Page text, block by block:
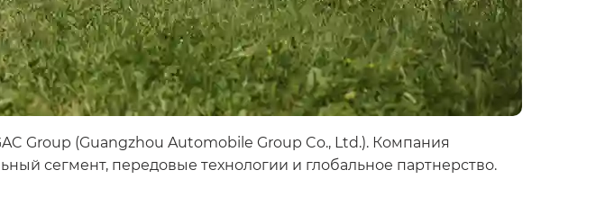
Group (Guangzhou Automobile Group Co., Ltd.). Компания
сегмент, передовые технологии и глобальное партнерство.